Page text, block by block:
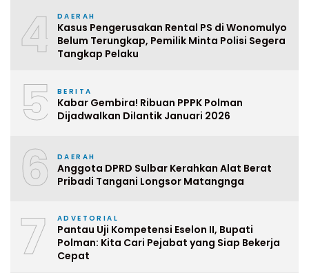
4 DAERAH
Kasus Pengerusakan Rental PS di Wonomulyo
Belum Terungkap, Pemilik Minta Polisi Segera
Tangkap Pelaku
5 BERITA
Kabar Gembira! Ribuan PPPK Polman
Dijadwalkan Dilantik Januari 2026
6 DAERAH
Anggota DPRD Sulbar Kerahkan Alat Berat
Pribadi Tangani Longsor Matangnga
7 ADVETORIAL
Pantau Uji Kompetensi Eselon II, Bupati
Polman: Kita Cari Pejabat yang Siap Bekerja
Cepat